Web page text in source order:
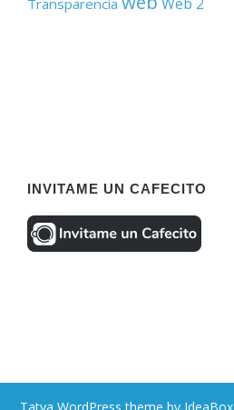
Transparencia
INVITAME UN CAFECITO